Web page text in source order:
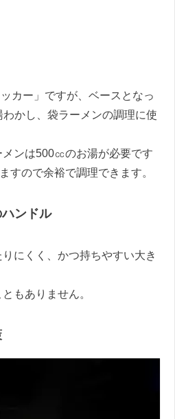
カー」ですが、ベースとなっ
かし、袋ラーメンの調理に使
ンは500㏄のお湯が必要です
すので余裕で調理できます。
ンドル
にくく、かつ持ちやすい大き
もありません。